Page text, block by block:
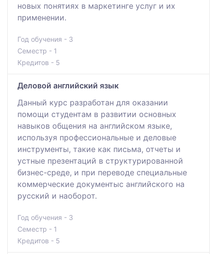
новых понятиях в маркетинге услуг и их
применении.
Год обучения - 3
Семестр - 1
Кредитов - 5
Деловой английский язык
Данный курс разработан для оказании
помощи студентам в развитии основных
навыков общения на английском языке,
используя профессиональные и деловые
инструменты, такие как письма, отчеты и
устные презентаций в структурированной
бизнес-среде, и при переводе специальные
коммерческие документыс английского на
русский и наоборот.
Год обучения - 3
Семестр - 1
Кредитов - 5